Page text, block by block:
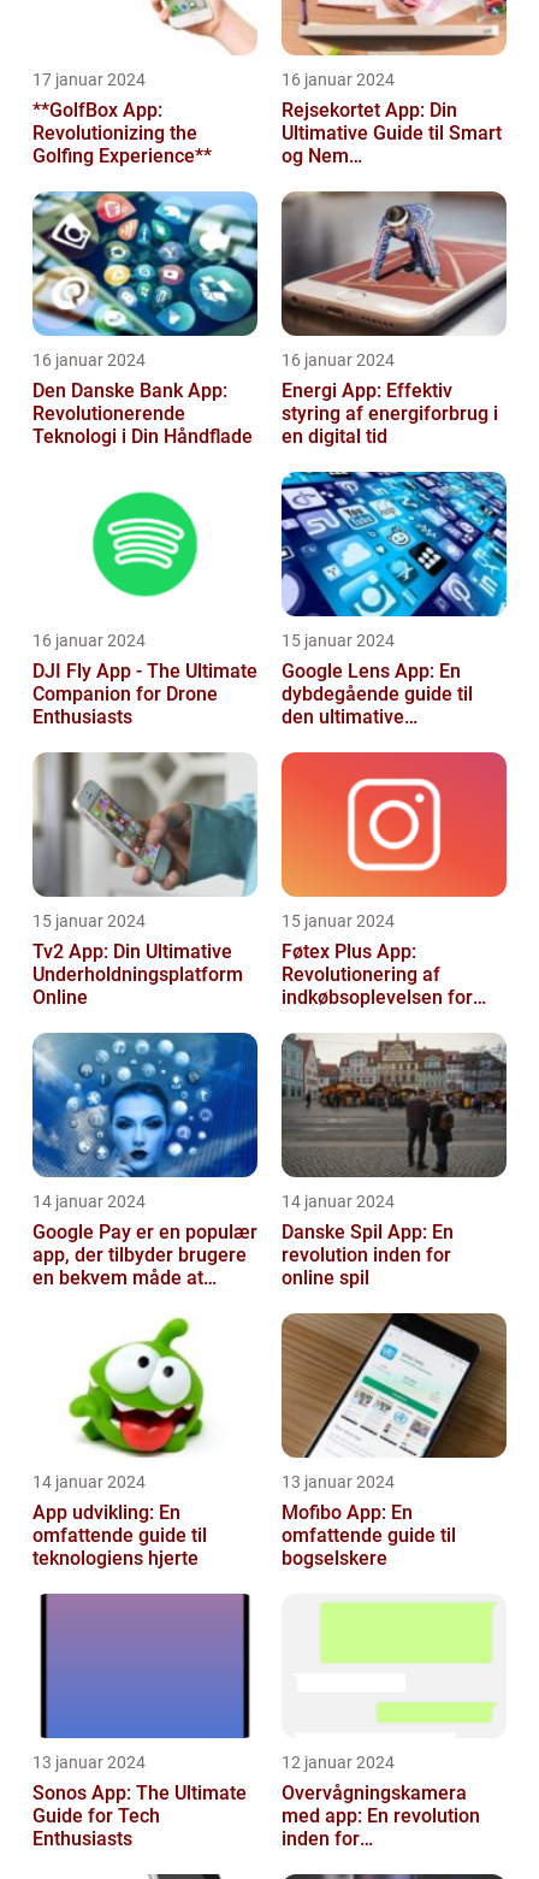
17 januar 2024
**GolfBox App:
Revolutionizing the
Golfing Experience**
16 januar 2024
Rejsekortet App: Din
Ultimative Guide til Smart
og Nem
16 januar 2024
Den Danske Bank App:
Revolutionerende
Teknologi i Din Håndflade
16 januar 2024
Energi App: Effektiv
styring af energiforbrug i
en digital tid
16 januar 2024
DJI Fly App - The Ultimate
Companion for Drone
Enthusiasts
15 januar 2024
Google Lens App: En
dybdegående guide til
den ultimative
15 januar 2024
Tv2 App: Din Ultimative
Underholdningsplatform
Online
15 januar 2024
Føtex Plus App:
Revolutionering af
indkøbsoplevelsen for
14 januar 2024
Google Pay er en populær
app, der tilbyder brugere
en bekvem måde at
14 januar 2024
Danske Spil App: En
revolution inden for
online spil
14 januar 2024
App udvikling: En
omfattende guide til
teknologiens hjerte
13 januar 2024
Mofibo App: En
omfattende guide til
bogselskere
13 januar 2024
Sonos App: The Ultimate
Guide for Tech
Enthusiasts
12 januar 2024
Overvågningskamera
med app: En revolution
inden for